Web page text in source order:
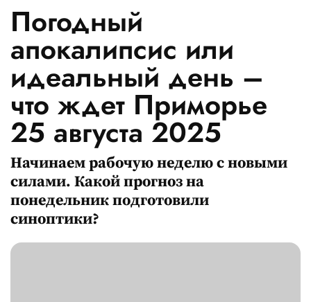
Погодный
апокалипсис или
идеальный день –
что ждет Приморье
25 августа 2025
Начинаем рабочую неделю с новыми
силами. Какой прогноз на
понедельник подготовили
синоптики?